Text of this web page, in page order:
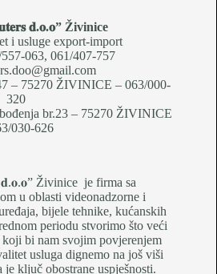
𝐝.𝐨.𝐨” Živinice
i usluge export-import
063, 061/407-757
– 75270 ŽIVINICE – 063/000-
320
br.23 – 75270 ŽIVINICE
030-626
Živinice je firma sa
u oblasti videonadzorne i
bijele tehnike, kućanskih
periodu stvorimo što veći
bi nam svojim povjerenjem
usluga dignemo na još viši
ključ obostrane uspješnosti.